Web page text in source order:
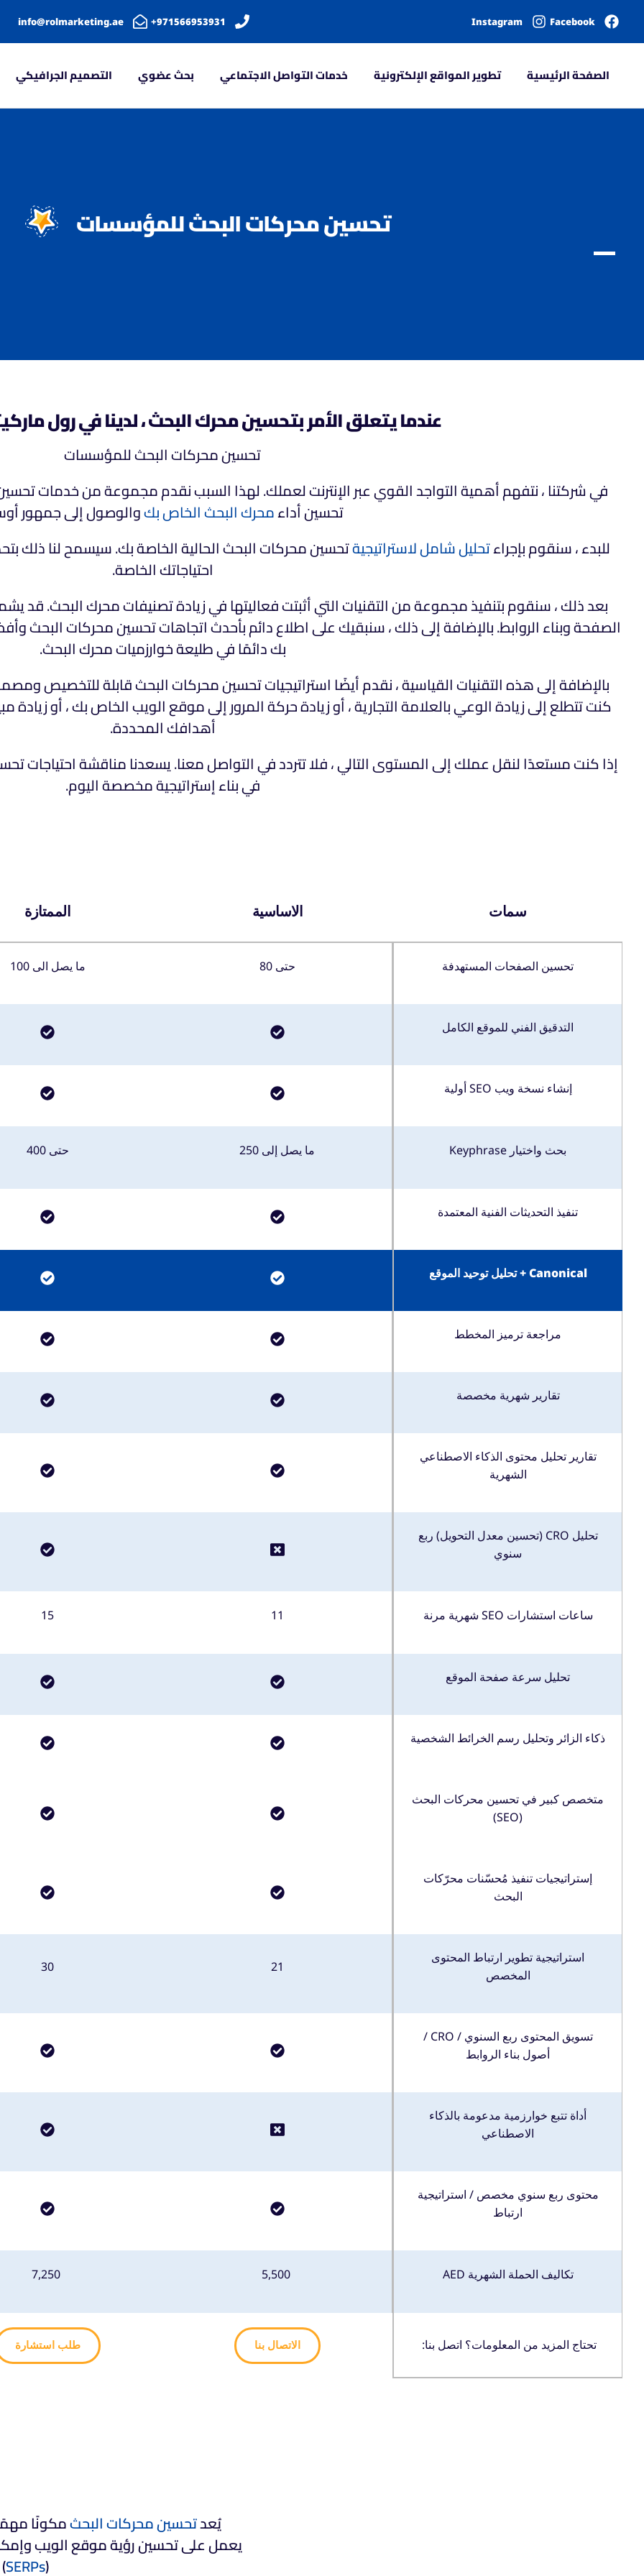
Facebook
Instagram
971566953931+
info@rolmarketing.ae
الصفحة الرئيسية تطوير المواقع الإلكترونية خدمات التواصل الاجتماعي بحث عضوي التصميم الجرافيكي
تحسين محركات البحث للمؤسسات
عندما يتعلق الأمر بتحسين محرك البحث ، لدينا في رول
تحسين محركات البحث للمؤسسات
في شركتنا ، نتفهم أهمية التواجد القوي عبر الإنترنت لعملك. لهذا السبب نقدم مجموعة من خدمات
تحسين أداءمحرك البحث الخاص بكوالوصول إلى جمهور
للبدء ، سنقوم بإجراءتحليل شامل لاستراتيجيةتحسين محركات البحث الحالية الخاصة بك. سيسمح لنا ذلك
احتياجاتك الخاصة.
بعد ذلك ، سنقوم بتنفيذ مجموعة من التقنيات التي أثبتت فعاليتها في زيادة تصنيفات محرك البحث. قد
الصفحة وبناء الروابط. بالإضافة إلى ذلك ، سنبقيك على اطلاع دائم بأحدث اتجاهات تحسين محركات
بك دائمًا في طليعة خوارزميات محرك البحث.
بالإضافة إلى هذه التقنيات القياسية ، نقدم أيضًا استراتيجيات تحسين محركات البحث قابلة للتخصيص
كنت تتطلع إلى زيادة الوعي بالعلامة التجارية ، أو زيادة حركة المرور إلى موقع الويب الخاص بك ، أو
أهدافك المحددة.
إذا كنت مستعدًا لنقل عملك إلى المستوى التالي ، فلا تتردد في التواصل معنا. يسعدنا مناقشة احتياجات
في بناء إستراتيجية مخصصة اليوم.
سمات الاساسية الممتازة
تحسين الصفحات المستهدفة حتى 80 ما يصل الى 100
التدقيق الفني للموقع الكامل
إنشاء نسخة ويب SEO أولية
بحث واختيار Keyphrase ما يصل إلى 250 حتى 400
تنفيذ التحديثات الفنية المعتمدة
Canonical + تحليل توحيد الموقع
مراجعة ترميز المخطط
تقارير شهرية مخصصة
تقارير تحليل محتوى الذكاء الاصطناعي
الشهرية
تحليل CRO (تحسين معدل التحويل) ربع
سنوي
ساعات استشارات SEO شهرية مرنة 11
15
تحليل سرعة صفحة الموقع
ذكاء الزائر وتحليل رسم الخرائط الشخصية
متخصص كبير في تحسين محركات البحث
(SEO)
إستراتيجيات تنفيذ مُحسّنات محرّكات
البحث
استراتيجية تطوير ارتباط المحتوى
المخصص
21
30
تسويق المحتوى ربع السنوي / CRO /
أصول بناء الروابط
أداة تتبع خوارزمية مدعومة بالذكاء
الاصطناعي
محتوى ربع سنوي مخصص / استراتيجية
ارتباط
تكاليف الحملة الشهرية AED 5,500
تحتاج المزيد من المعلومات؟ اتصل بنا: الاتصال بنا طلب استشارة
يُعدتحسين محركات البحثمكونًا
يعمل على تحسين رؤية موقع الويب
(
SERPs